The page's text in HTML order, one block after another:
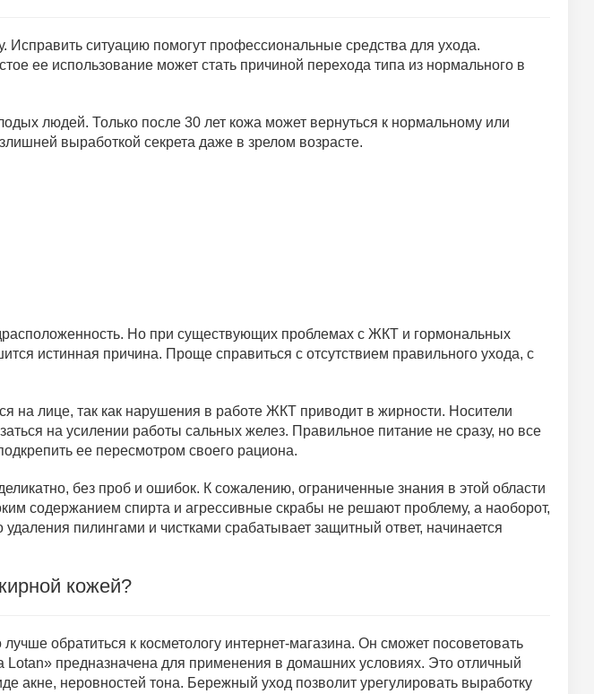
Исправить ситуацию помогут профессиональные средства для ухода.
ее использование может стать причиной перехода типа из нормального в
людей. Только после 30 лет кожа может вернуться к нормальному или
выработкой секрета даже в зрелом возрасте.
Но при существующих проблемах с ЖКТ и гормональных
истинная причина. Проще справиться с отсутствием правильного ухода, с
на лице, так как нарушения в работе ЖКТ приводит в жирности. Носители
на усилении работы сальных желез. Правильное питание не сразу, но все
ее пересмотром своего рациона.
без проб и ошибок. К сожалению, ограниченные знания в этой области
содержанием спирта и агрессивные скрабы не решают проблему, а наоборот,
пилингами и чистками срабатывает защитный ответ, начинается
кожей?
обратиться к косметологу интернет-магазина. Он сможет посоветовать
предназначена для применения в домашних условиях. Это отличный
акне, неровностей тона. Бережный уход позволит урегулировать выработку